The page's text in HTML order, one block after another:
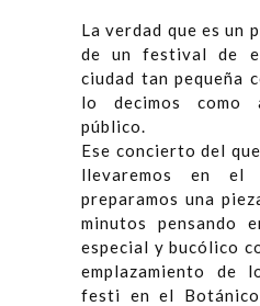
La verdad que es
de un festival de
ciudad tan pequeña
lo decimos como
público.
Ese concierto del
llevaremos en el
preparamos una
minutos pensando
especial y bucólico
emplazamiento de
festi en el